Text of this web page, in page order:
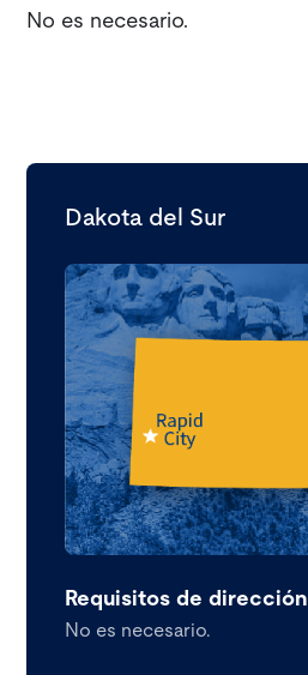
Dakota del Sur
Requisitos de dirección
No es necesario.
No es necesario.